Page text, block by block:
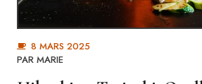
8 MARS 2025
PAR MARIE